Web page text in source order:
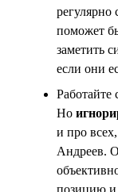
регулярно
поможет
заметить
если они
Работайте
Но
и про
Андреев.
позицию и